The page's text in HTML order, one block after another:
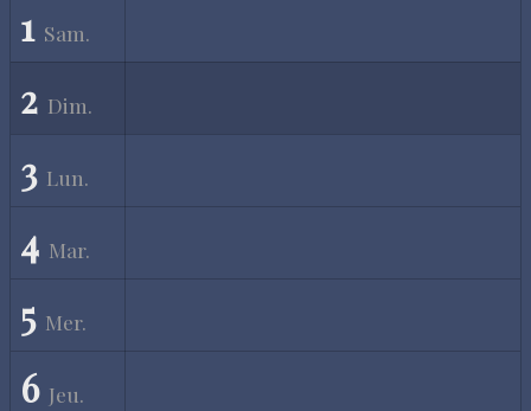
QUI SOMMES-NOUS ?
1 Sam.
2 Dim.
3 Lun.
4 Mar.
5 Mer.
6 Jeu.